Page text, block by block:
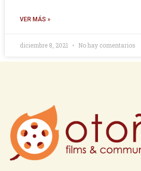
VER MÁS »
diciembre 8, 2021 No hay comentarios